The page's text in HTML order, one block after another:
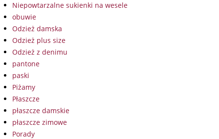
Niepowtarzalne sukienki na wesele
obuwie
Odzież damska
Odzież plus size
Odzież z denimu
pantone
paski
Piżamy
Płaszcze
płaszcze damskie
płaszcze zimowe
Porady